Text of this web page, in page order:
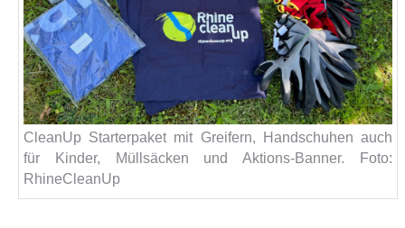
CleanUp Starterpaket mit Greifern, Handschuhen auch
für Kinder, Müllsäcken und Aktions-Banner. Foto:
RhineCleanUp